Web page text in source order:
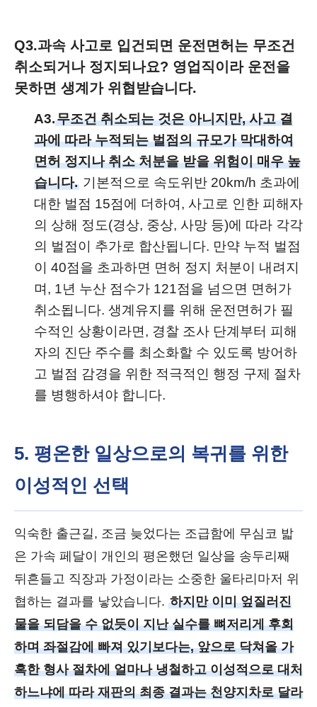
Q3.과속 사고로 입건되면 운전면허는 무조건
취소되거나 정지되나요? 영업직이라 운전을
못하면 생계가 위협받습니다.
A3.무조건 취소되는 것은 아니지만, 사고 결
과에 따라 누적되는 벌점의 규모가 막대하여
면허 정지나 취소 처분을 받을 위험이 매우 높
습니다. 기본적으로 속도위반 20km/h 초과에
대한 벌점 15점에 더하여, 사고로 인한 피해자
의 상해 정도(경상, 중상, 사망 등)에 따라 각각
의 벌점이 추가로 합산됩니다. 만약 누적 벌점
이 40점을 초과하면 면허 정지 처분이 내려지
며, 1년 누산 점수가 121점을 넘으면 면허가
취소됩니다. 생계유지를 위해 운전면허가 필
수적인 상황이라면, 경찰 조사 단계부터 피해
자의 진단 주수를 최소화할 수 있도록 방어하
고 벌점 감경을 위한 적극적인 행정 구제 절차
를 병행하셔야 합니다.
5. 평온한 일상으로의 복귀를 위한
이성적인 선택
익숙한 출근길, 조금 늦었다는 조급함에 무심코 밟
은 가속 페달이 개인의 평온했던 일상을 송두리째
뒤흔들고 직장과 가정이라는 소중한 울타리마저 위
협하는 결과를 낳았습니다. 하지만 이미 엎질러진
물을 되담을 수 없듯이 지난 실수를 뼈저리게 후회
하며 좌절감에 빠져 있기보다는, 앞으로 닥쳐올 가
혹한 형사 절차에 얼마나 냉철하고 이성적으로 대처
하느냐에 따라 재판의 최종 결과는 천양지차로 달라